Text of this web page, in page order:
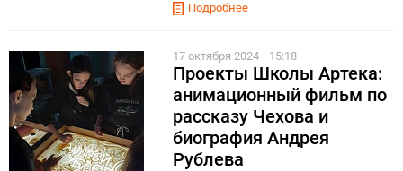
Подробнее
17 октября 2024 15:18
Проекты Школы Артека:
анимационный фильм по
рассказу Чехова и
биография Андрея
Рублева